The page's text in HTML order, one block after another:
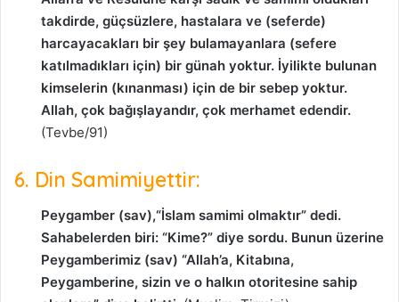
takdirde, güçsüzlere, hastalara ve (seferde)
harcayacakları bir şey bulamayanlara (sefere
katılmadıkları için) bir günah yoktur. İyilikte bulunan
kimselerin (kınanması) için de bir sebep yoktur.
Allah, çok bağışlayandır, çok merhamet edendir.
(Tevbe/91)
6. Din Samimiyettir:
Peygamber (sav),“İslam samimi olmaktır” dedi.
Sahabelerden biri: “Kime?” diye sordu. Bunun üzerine
Peygamberimiz (sav) “Allah’a, Kitabına,
Peygamberine, sizin ve o halkın otoritesine sahip